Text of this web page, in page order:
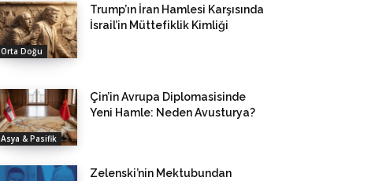
Orta Doğu
Trump’ın İran Hamlesi Karşısında
İsrail’in Müttefiklik Kimliği
Asya & Pasifik
Çin’in Avrupa Diplomasisinde
Yeni Hamle: Neden Avusturya?
Zelenski’nin Mektubundan